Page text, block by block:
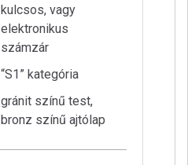
kulcsos, vagy
elektronikus
számzár
“S1” kategória
gránit színű test,
bronz színű ajtólap